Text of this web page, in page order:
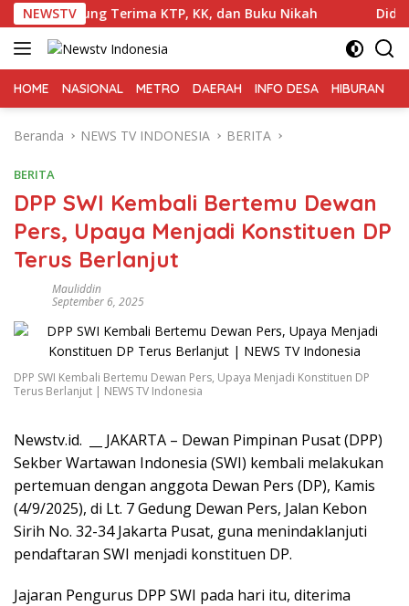
Langsung
ke
konten
NEWSTV
Terima KTP, KK, dan Buku Nikah Diduga Oknum
HOME NASIONAL METRO DAERAH INFO DESA HIBURAN
Beranda NEWS TV INDONESIA BERITA
BERITA
DPP SWI Kembali Bertemu Dewan
Pers, Upaya Menjadi Konstituen DP
Terus Berlanjut
Mauliddin
September 6, 2025
DPP SWI Kembali Bertemu Dewan Pers, Upaya Menjadi Konstituen DP
Terus Berlanjut | NEWS TV Indonesia
Newstv.id. __ JAKARTA – Dewan Pimpinan Pusat (DPP)
Sekber Wartawan Indonesia (SWI) kembali melakukan
pertemuan dengan anggota Dewan Pers (DP), Kamis
(4/9/2025), di Lt. 7 Gedung Dewan Pers, Jalan Kebon
Sirih No. 32-34 Jakarta Pusat, guna menindaklanjuti
pendaftaran SWI menjadi konstituen DP.
Jajaran Pengurus DPP SWI pada hari itu, diterima